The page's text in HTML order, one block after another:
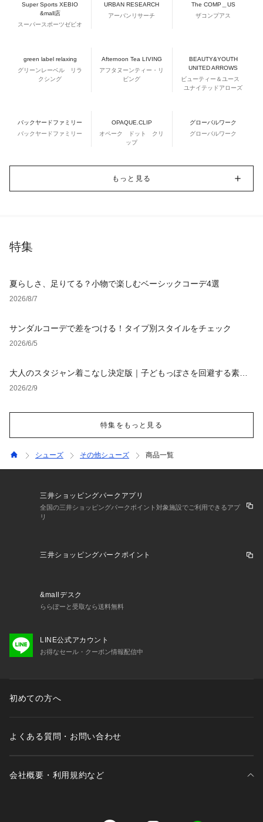
Super Sports XEBIO
&mall店
スーパースポーツゼビオ
URBAN RESEARCH
アーバンリサーチ
The COMP＿US
ザコンプアス
green label relaxing
グリーンレーベル リラ
クシング
Afternoon Tea LIVING
アフタヌーンティー・リ
ビング
BEAUTY&YOUTH
UNITED ARROWS
ビューティー＆ユース
ユナイテッドアローズ
バックヤードファミリー
バックヤードファミリー
OPAQUE.CLIP
オペーク ドット クリ
ップ
グローバルワーク
グローバルワーク
もっと見る
特集
夏らしさ、足りてる？小物で楽しむベーシックコーデ4選
2026/8/7
サンダルコーデで差をつける！タイプ別スタイルをチェック
2026/6/5
大人のスタジャン着こなし決定版｜子どもっぽさを回避する素材
選びと定番コーデ【レディース・メンズ】
2026/2/9
特集をもっと見る
シューズ その他シューズ 商品一覧
三井ショッピングパークアプリ
全国の三井ショッピングパークポイント対象施設でご利用できるアプ
リ
三井ショッピングパークポイント
&mallデスク
ららぽーと受取なら送料無料
LINE公式アカウント
お得なセール・クーポン情報配信中
初めての方へ
よくある質問・お問い合わせ
会社概要・利用規約など